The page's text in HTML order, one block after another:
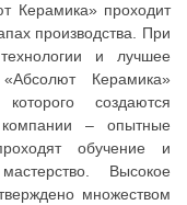
Керамика» проходит
производства. При
и лучшее
Керамика»
создаются
компании – опытные
обучение и
Высокое
множеством